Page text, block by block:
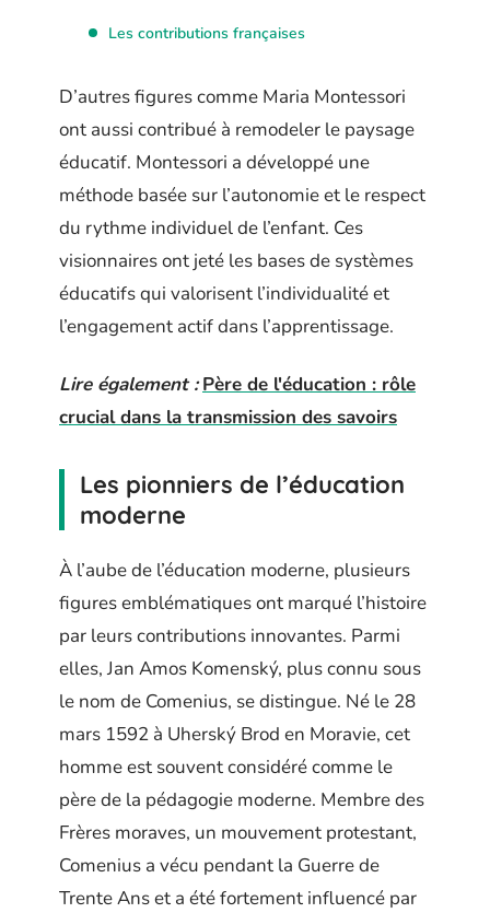
Les contributions françaises
D’autres figures comme Maria Montessori
ont aussi contribué à remodeler le paysage
éducatif. Montessori a développé une
méthode basée sur l’autonomie et le respect
du rythme individuel de l’enfant. Ces
visionnaires ont jeté les bases de systèmes
éducatifs qui valorisent l’individualité et
l’engagement actif dans l’apprentissage.
Lire également : Père de l'éducation : rôle
crucial dans la transmission des savoirs
Les pionniers de l’éducation
moderne
À l’aube de l’éducation moderne, plusieurs
figures emblématiques ont marqué l’histoire
par leurs contributions innovantes. Parmi
elles, Jan Amos Komenský, plus connu sous
le nom de Comenius, se distingue. Né le 28
mars 1592 à Uherský Brod en Moravie, cet
homme est souvent considéré comme le
père de la pédagogie moderne. Membre des
Frères moraves, un mouvement protestant,
Comenius a vécu pendant la Guerre de
Trente Ans et a été fortement influencé par